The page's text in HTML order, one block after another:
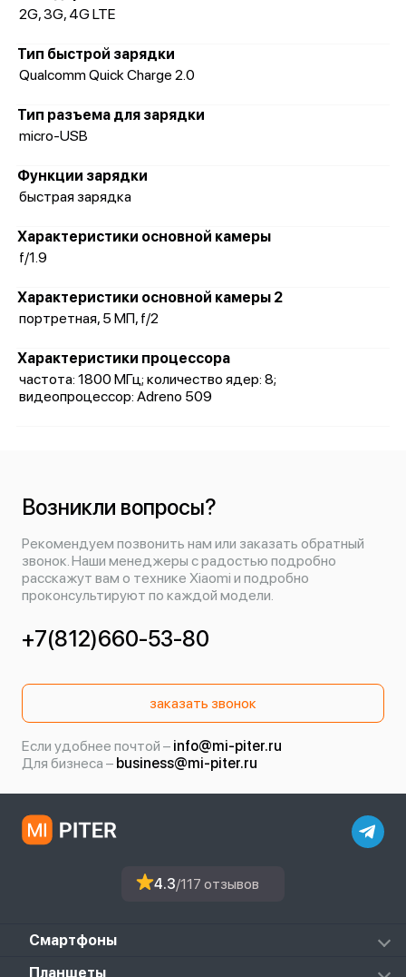
2G, 3G, 4G LTE
Тип быстрой зарядки
Qualcomm Quick Charge 2.0
Тип разъема для зарядки
micro-USB
Функции зарядки
быстрая зарядка
Характеристики основной камеры
f/1.9
Характеристики основной камеры 2
портретная, 5 МП, f/2
Характеристики процессора
частота: 1800 МГц; количество ядер: 8;
видеопроцессор: Adreno 509
Возникли вопросы?
Рекомендуем позвонить нам или заказать обратный
звонок. Наши менеджеры с радостью подробно
расскажут вам о технике Xiaomi и подробно
проконсультируют по каждой модели.
+7(812)660-53-80
заказать звонок
Если удобнее почтой – info@mi-piter.ru
Для бизнеса – business@mi-piter.ru
4.3/117 отзывов
Смартфоны
Redmi
Планшеты